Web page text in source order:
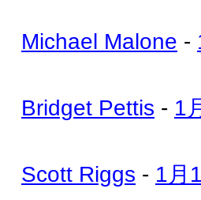
Michael Malone -
Bridget Pettis - 1
Scott Riggs - 1月